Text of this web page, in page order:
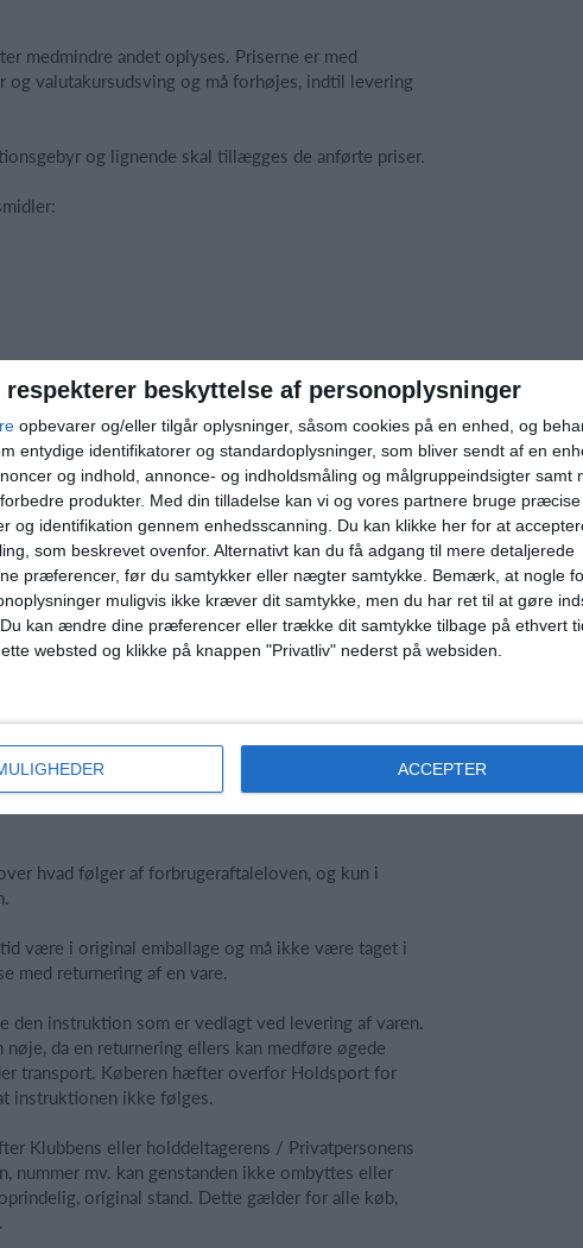
respekterer beskyttelse af personoplysninger
opbevarer og/eller tilgår oplysninger, såsom cookies på en enhed, og
entydige identifikatorer og standardoplysninger, som bliver sendt af en
og indhold, annonce- og indholdsmåling og målgruppeindsigter samt
produkter. Med din tilladelse kan vi og vores partnere bruge præcise
og identifikation gennem enhedsscanning. Du kan klikke her for at
som beskrevet ovenfor. Alternativt kan du få adgang til mere detaljerede
præferencer, før du samtykker eller nægter samtykke. Bemærk, at nogle
muligvis ikke kræver dit samtykke, men du har ret til at gøre
Du kan ændre dine præferencer eller trække dit samtykke tilbage på ethvert
websted og klikke på knappen "Privatliv" nederst på websiden.
ACCEPTER
medmindre andet oplyses. Priserne er med
valutakursudsving og må forhøjes, indtil levering
og lignende skal tillægges de anførte priser.
er afsendt. Der kan aldrig trækkes et større
som betalingsmiddel, kan Holdsport
af korttypen, som køberen kan få oplyst af
har en maksimal varighed, kan reservationen
vil Holdsport kunne foretage en ny
ophævet af kortudsteder. Hvis køberen oplever, at
kontakte kortudstederen, da det kun er
gælder forbrugeraftaleloven, herunder de
hvad følger af forbrugeraftaleloven, og kun i
være i original emballage og må ikke være taget i
med returnering af en vare.
den instruktion som er vedlagt ved levering af varen.
da en returnering ellers kan medføre øgede
transport. Køberen hæfter overfor Holdsport for
instruktionen ikke følges.
Klubbens eller holddeltagerens / Privatpersonens
nummer mv. kan genstanden ikke ombyttes eller
original stand. Dette gælder for alle køb,